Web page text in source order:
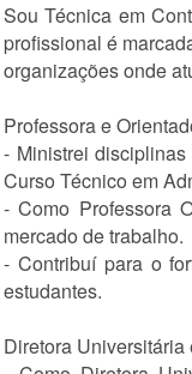
Sou Técnica em
profissional é
organizações onde
Professora e
- Ministrei
Curso Técnico em
- Como Professora
mercado de trabalho.
- Contribuí para o
estudantes.
Diretora